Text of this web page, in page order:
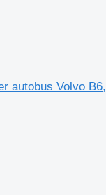
autobus Volvo